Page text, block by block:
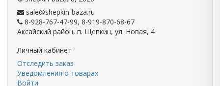
sale@shepkin-baza.ru
8-928-767-47-99, 8-919-870-68-67
Аксайский район, п. Щепкин, ул. Новая, 4
Личный кабинет
Отследить заказ
Уведомления о товарах
Войти